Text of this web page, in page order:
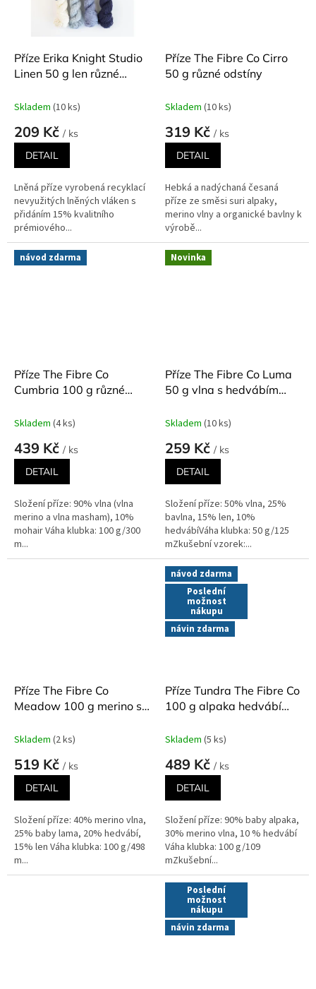
Příze Erika Knight Studio
Linen 50 g len různé
Skladem (10 ks)
209 Kč / ks
DETAIL
Lněná příze vyrobená recyklací
nevyužitých lněných vláken s
přidáním 15% kvalitního
prémiového...
Příze The Fibre Co Cirro
50 g různé odstíny
Skladem (10 ks)
319 Kč / ks
DETAIL
Hebká a nadýchaná česaná
příze ze směsi suri alpaky,
merino vlny a organické bavlny k
výrobě...
návod zdarma
Příze The Fibre Co
Cumbria 100 g různé
Skladem (4 ks)
439 Kč / ks
DETAIL
Složení příze: 90% vlna (vlna
merino a vlna masham), 10%
mohair Váha klubka: 100 g/300
m...
Novinka
Příze The Fibre Co Luma
50 g vlna s hedvábím
Skladem (10 ks)
259 Kč / ks
DETAIL
Složení příze: 50% vlna, 25%
bavlna, 15% len, 10%
hedvábíVáha klubka: 50 g/125
mZkušební vzorek:...
Příze The Fibre Co
Meadow 100 g merino s
Skladem (2 ks)
519 Kč / ks
DETAIL
Složení příze: 40% merino vlna,
25% baby lama, 20% hedvábí,
15% len Váha klubka: 100 g/498
m...
návod zdarma
Poslední
možnost
nákupu
návin zdarma
Příze Tundra The Fibre Co
100 g alpaka hedvábí
Skladem (5 ks)
489 Kč / ks
DETAIL
Složení příze: 90% baby alpaka,
30% merino vlna, 10 % hedvábí
Váha klubka: 100 g/109
mZkušební...
Poslední
možnost
nákupu
návin zdarma